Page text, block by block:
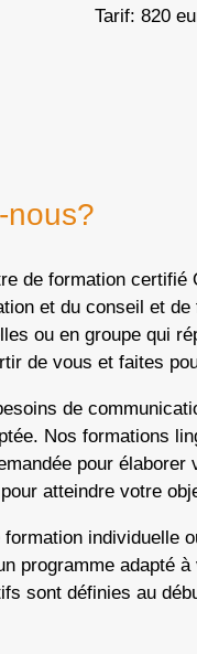
Tarif: 820
nous?
de formation
et du conseil et
ou en groupe qui
de vous et faites
de
Nos formations
pour
atteindre votre
individuelle
programme adapté
sont définies au